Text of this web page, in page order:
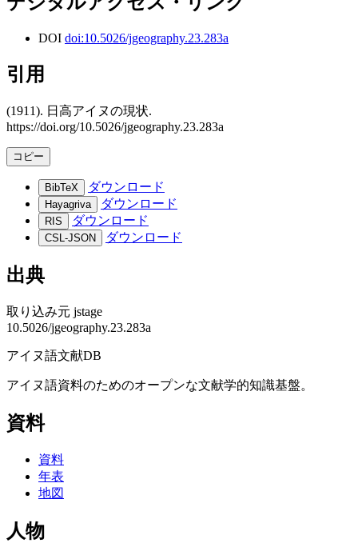
DOI doi:10.5026/jgeography.23.283a
引用
(1911). 日高アイヌの現状.
https://doi.org/10.5026/jgeography.23.283a
コピー
BibTeX ダウンロード
Hayagriva ダウンロード
RIS ダウンロード
CSL-JSON ダウンロード
出典
取り込み元 jstage
10.5026/jgeography.23.283a
アイヌ語文献DB
アイヌ語資料のためのオープンな文献学的知識基盤。
資料
資料
年表
地図
人物